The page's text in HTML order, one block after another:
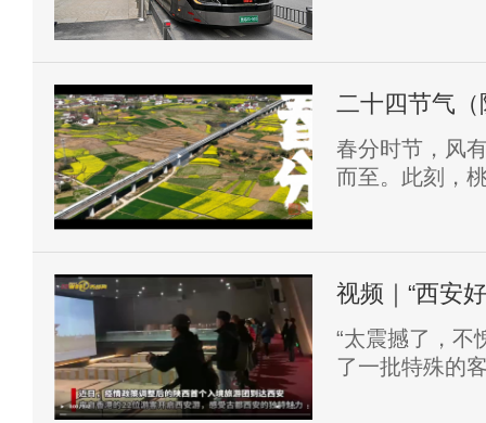
二十四节气
春分时节，风
而至。此刻，
视频｜“西安
“太震撼了，不
了一批特殊的